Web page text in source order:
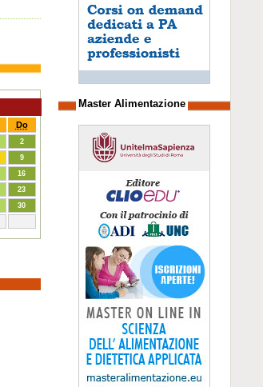
Do
2
9
16
23
30
Master Alimentazione